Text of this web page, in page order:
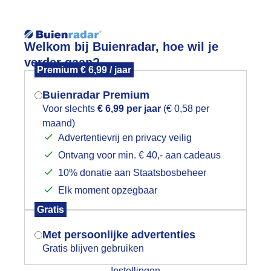
Welkom bij Buienradar, hoe wil je
verder gaan?
Premium € 6,99 / jaar
Buienradar Premium
Voor slechts € 6,99 per jaar (€ 0,58 per
maand)
Advertentievrij en privacy veilig
Ontvang voor min. € 40,- aan cadeaus
10% donatie aan Staatsbosbeheer
Elk moment opzegbaar
Gratis
Met persoonlijke advertenties
Gratis blijven gebruiken
Lees meer.
Foto en video Weerzine
Zoeken in
weer om.de amandelen uit de
Mogen we je locatie gebruiken voor
het weer?
Indien je hier nog geen akkoord op hebt
gegeven, verschijnt er zo een pop-up uit
je browser waarin deze toestemming
gevraagd wordt.